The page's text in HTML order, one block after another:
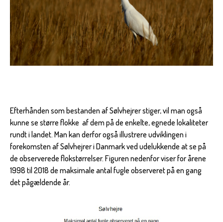
Efterhånden som bestanden af Sølvhejrer stiger, vil man også
kunne se større flokke af dem på de enkelte, egnede lokaliteter
rundt i landet. Man kan derfor også illustrere udviklingen i
forekomsten af Sølvhejrer i Danmark ved udelukkende at se på
de observerede flokstørrelser. Figuren nedenfor viser for årene
1998 til 2018 de maksimale antal fugle observeret på en gang
det pågældende år.